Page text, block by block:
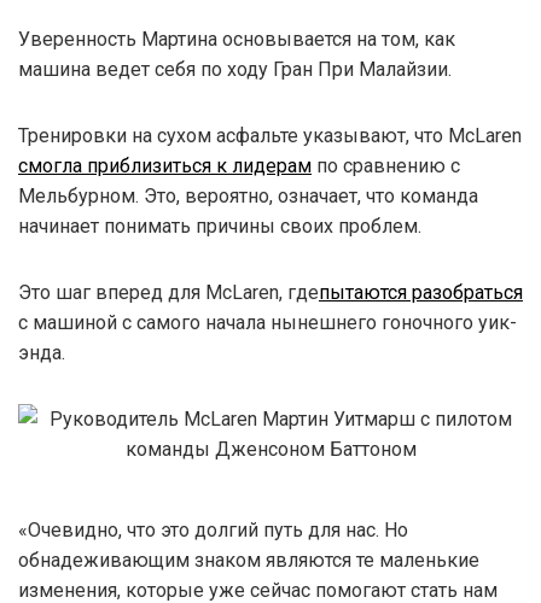
Уверенность Мартина основывается на том, как
машина ведет себя по ходу Гран При Малайзии.
Тренировки на сухом асфальте указывают, что McLaren
смогла приблизиться к лидерам по сравнению с
Мельбурном. Это, вероятно, означает, что команда
начинает понимать причины своих проблем.
Это шаг вперед для McLaren, гдепытаются разобраться
с машиной с самого начала нынешнего гоночного уик-
энда.
«Очевидно, что это долгий путь для нас. Но
обнадеживающим знаком являются те маленькие
изменения, которые уже сейчас помогают стать нам